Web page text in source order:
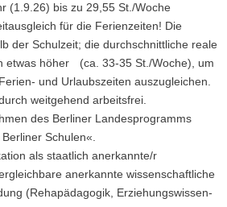
(1.9.26) bis zu 29,55 St./Woche
für die Ferienzeiten! Die
der Schulzeit; die durchschnittliche reale
etwas höher (ca. 33-35 St./Woche), um
und Urlaubszeiten auszugleichen.
weitgehend arbeitsfrei.
des Berliner Landesprogramms
Berliner Schulen«.
als staatlich anerkannte/r
anerkannte wissenschaftliche
(Rehapädagogik, Erziehungswissen-